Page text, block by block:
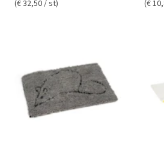
(€ 32,50 / st)
(€